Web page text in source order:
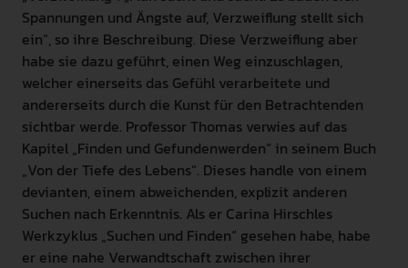
Spannungen und Ängste auf, Verzweiflung stellt sich
ein“, so ihre Beschreibung. Diese Verzweiflung aber
habe sie dazu geführt, einen Weg einzuschlagen,
welcher einerseits das Gefühl verarbeitete und
andererseits durch die Kunst für den Betrachtenden
sichtbar werde. Professor Thomas verwies auf das
Kapitel „Finden und Gefundenwerden“ in seinem Buch
„Von der Tiefe des Lebens“. Dieses handle von einem
devianten, einem abweichenden, explizit anderen
Suchen nach Erkenntnis. Als er Carina Hirschles
Werkzyklus „Suchen und Finden“ gesehen habe, habe
er eine nahe Verwandtschaft zwischen ihrer